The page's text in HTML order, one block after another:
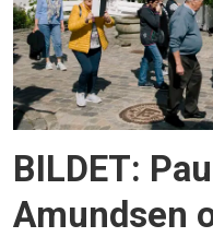
BILDET:
Amundsen